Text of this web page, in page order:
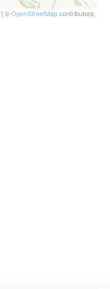
| ©OpenStreetMapcontributors